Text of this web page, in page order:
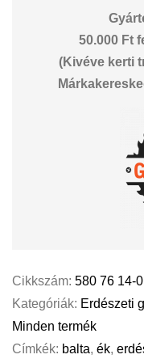
50.000 Ft
(Kivéve kerti
Cikkszám: 580 76 14-
Kategóriák: Erdészeti
Minden termék
Címkék: balta, ék,